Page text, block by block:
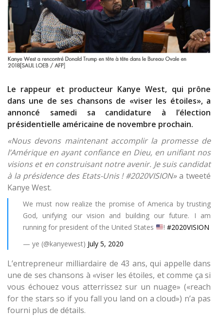
Le rappeur et producteur Kanye West, qui prône
dans une de ses chansons de «viser les étoiles», a
annoncé samedi sa candidature à l’élection
présidentielle américaine de novembre prochain.
«Nous devons maintenant accomplir la promesse de
l’Amérique en ayant confiance en Dieu, en unifiant nos
visions et en construisant notre avenir. Je suis candidat
à la présidence des Etats-Unis ! #2020VISION»a tweeté
Kanye West.
We must now realize the promise of America by trusting
God, unifying our vision and building our future. I am
running for president of the United States
! #2020VISION
— ye (@kanyewest) July 5, 2020
L’entrepreneur milliardaire de 43 ans, qui appelle dans
une de ses chansons à «viser les étoiles, et comme ça si
vous échouez vous atterrissez sur un nuage» («reach
for the stars so if you fall you land on a cloud») n’a pas
fourni plus de détails.